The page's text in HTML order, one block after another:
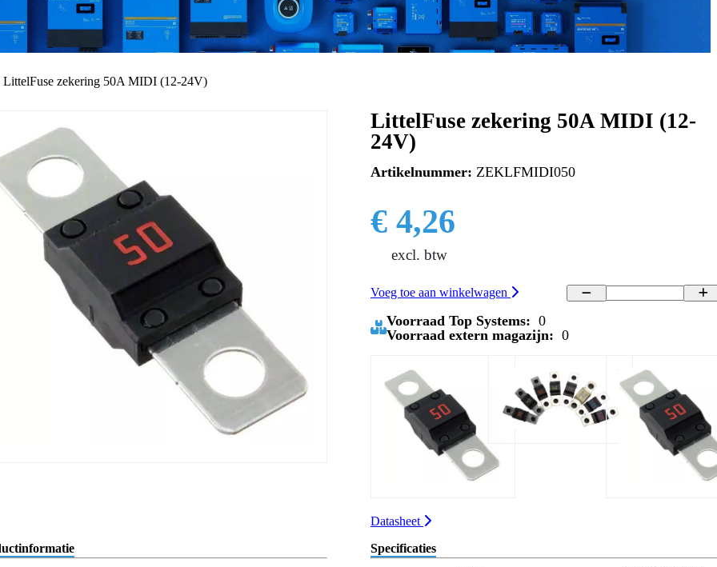
LittelFuse zekering 50A MIDI (12-24V)
LittelFuse zekering 50A MIDI (12-
24V)
Artikelnummer: ZEKLFMIDI050
€ 4,26
excl. btw
Voeg toe aan winkelwagen
Voorraad Top Systems: 0
Voorraad extern magazijn: 0
Datasheet
Specificaties